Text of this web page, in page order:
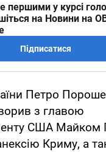
першими у курсі
на Новини на
Підписатися
Петро
з главою
США Майком
Криму, а